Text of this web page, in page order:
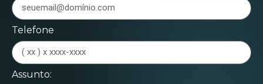
Telefone
Assunto: